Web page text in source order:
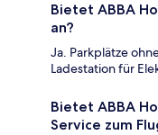
Bietet ABBA
an?
Ja. Parkplätze
Ladestation für
Bietet ABBA
Service zum